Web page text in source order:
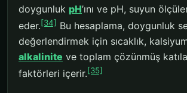
doygunluk pH’ını ve pH, suyun
eder.[34] Bu hesaplama, doygunluk
değerlendirmek için sıcaklık,
alkalinite ve toplam çözünmüş
faktörleri içerir.[35]